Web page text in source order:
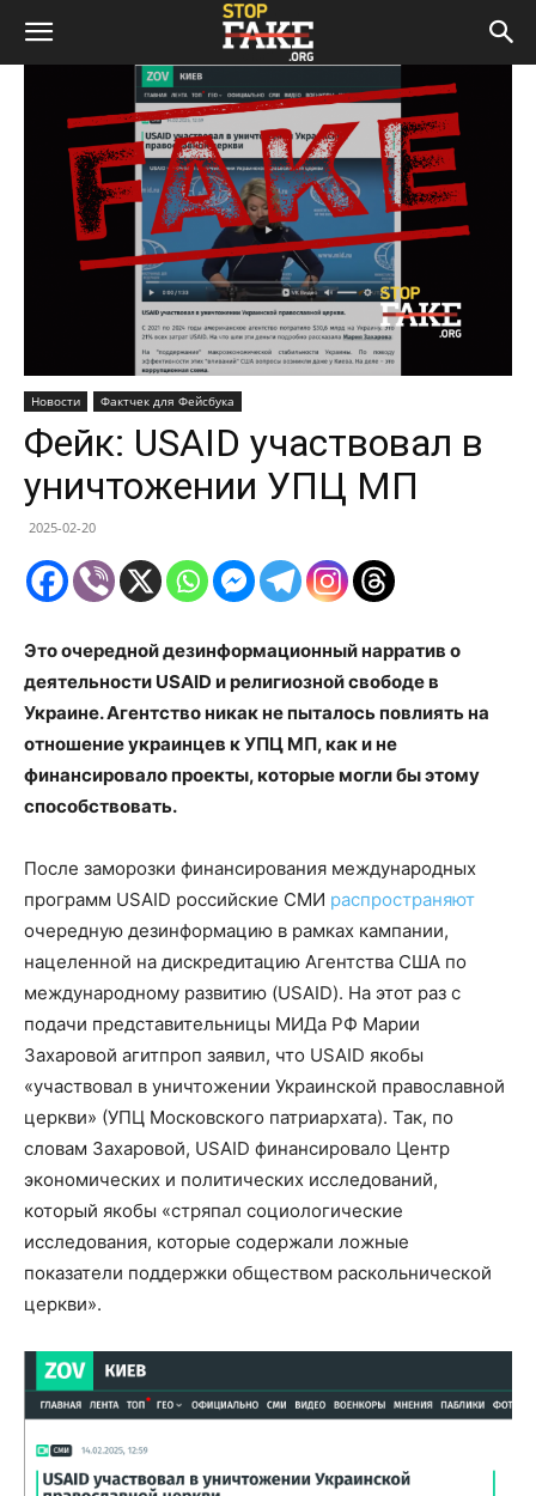
Новости Фактчек для Фейсбука
Фейк: USAID участвовал в
уничтожении УПЦ МП
2025-02-20
Это очередной дезинформационный нарратив о
деятельности USAID и религиозной свободе в
Украине. Агентство никак не пыталось повлиять на
отношение украинцев к УПЦ МП, как и не
финансировало проекты, которые могли бы этому
способствовать.
После заморозки финансирования международных
программ USAID российские СМИ распространяют
очередную дезинформацию в рамках кампании,
нацеленной на дискредитацию Агентства США по
международному развитию (USAID). На этот раз с
подачи представительницы МИДа РФ Марии
Захаровой агитпроп заявил, что USAID якобы
«участвовал в уничтожении Украинской православной
церкви» (УПЦ Московского патриархата). Так, по
словам Захаровой, USAID финансировало Центр
экономических и политических исследований,
который якобы «стряпал социологические
исследования, которые содержали ложные
показатели поддержки обществом раскольнической
церкви».